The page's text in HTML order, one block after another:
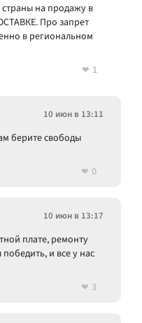
на продажу в
Про запрет
в региональном
1
10 июн в 13:11
берите свободы
0
10 июн в 13:17
плате, ремонту
и все у нас
3